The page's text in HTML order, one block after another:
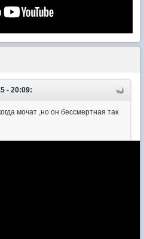
- 20:09:
мочат ,но он бессмертная так